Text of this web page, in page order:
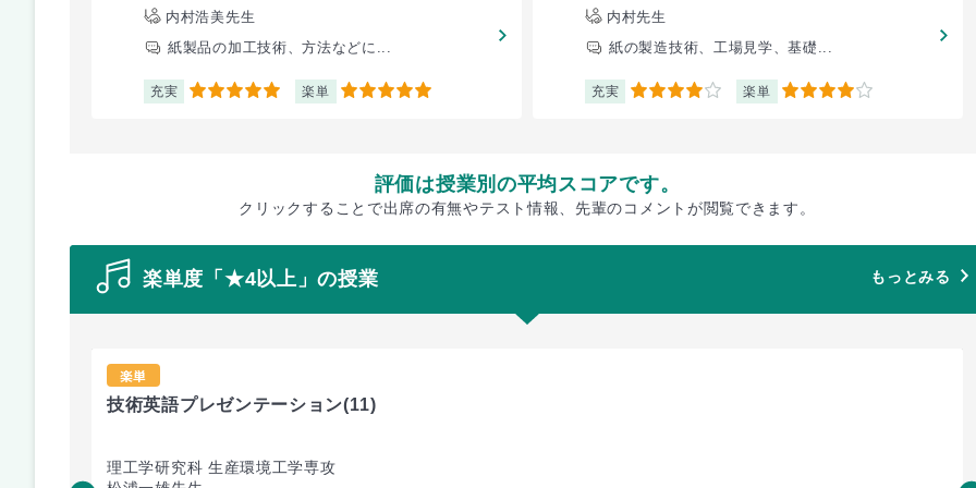
内村浩美先生
紙製品の加工技術、方法などに...
充実 5 楽単 5
内村先生
紙の製造技術、工場見学、基礎...
充実 4 楽単 4
評価は授業別の平均スコアです。
クリックすることで出席の有無やテスト情報、先輩のコメントが閲覧できます。
楽単度「★4以上」の授業 もっとみる
楽単
技術英語プレゼンテーション(11)
理工学研究科 生産環境工学専攻